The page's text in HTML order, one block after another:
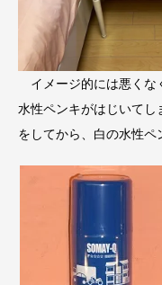
イメージ的には悪くな
水性ペンキがはじいてし
をしてから、白の水性ペ